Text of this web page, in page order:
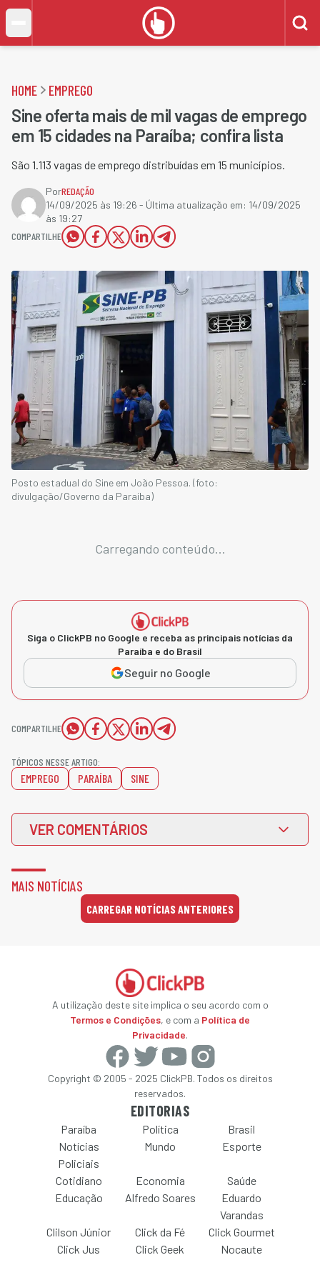
HOME EMPREGO
Sine oferta mais de mil vagas de emprego
em 15 cidades na Paraíba; confira lista
São 1.113 vagas de emprego distribuídas em 15 municípios.
PorREDAÇÃO
14/09/2025 às 19:26 - Última atualização em: 14/09/2025
às 19:27
COMPARTILHE
Posto estadual do Sine em João Pessoa. (foto:
divulgação/Governo da Paraíba)
Carregando conteúdo...
Siga o ClickPB no Google e receba as principais notícias da
Paraíba e do Brasil
Seguir no Google
COMPARTILHE
TÓPICOS NESSE ARTIGO:
EMPREGO PARAÍBA SINE
VER COMENTÁRIOS
MAIS NOTÍCIAS
CARREGAR NOTÍCIAS ANTERIORES
A utilização deste site implica o seu acordo com o
Termos e Condições, e com a Política de
Privacidade.
Copyright © 2005 - 2025 ClickPB. Todos os direitos
reservados.
EDITORIAS
Paraíba Política
Brasil
Notícias
Policiais
Mundo Esporte
Cotidiano Economia
Saúde
Educação
Alfredo Soares
Eduardo
Varandas
Clilson Júnior
Click da Fé
Click Gourmet
Click Jus
Click Geek Nocaute